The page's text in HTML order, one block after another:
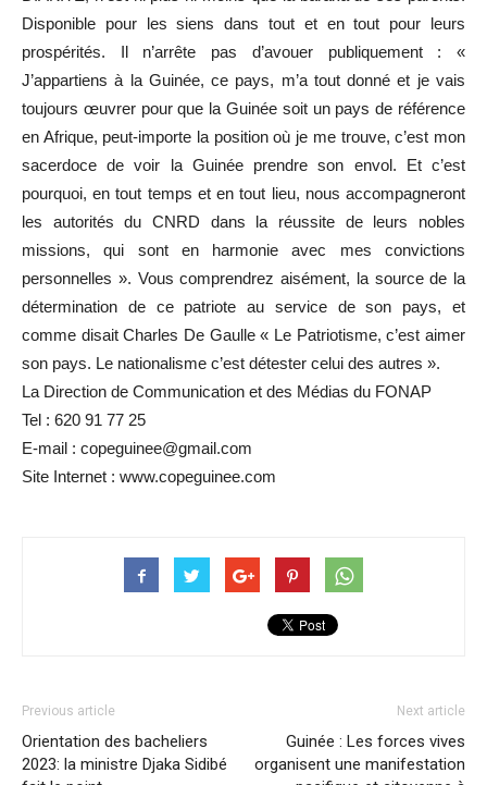
Disponible pour les siens dans tout et en tout pour leurs
prospérités. Il n’arrête pas d’avouer publiquement : «
J’appartiens à la Guinée, ce pays, m’a tout donné et je vais
toujours œuvrer pour que la Guinée soit un pays de référence
en Afrique, peut-importe la position où je me trouve, c’est mon
sacerdoce de voir la Guinée prendre son envol. Et c’est
pourquoi, en tout temps et en tout lieu, nous accompagneront
les autorités du CNRD dans la réussite de leurs nobles
missions, qui sont en harmonie avec mes convictions
personnelles ». Vous comprendrez aisément, la source de la
détermination de ce patriote au service de son pays, et
comme disait Charles De Gaulle « Le Patriotisme, c’est aimer
son pays. Le nationalisme c’est détester celui des autres ».
La Direction de Communication et des Médias du FONAP
Tel : 620 91 77 25
E-mail : copeguinee@gmail.com
Site Internet : www.copeguinee.com
Previous article
Orientation des bacheliers
2023: la ministre Djaka Sidibé
Next article
Guinée : Les forces vives
organisent une manifestation